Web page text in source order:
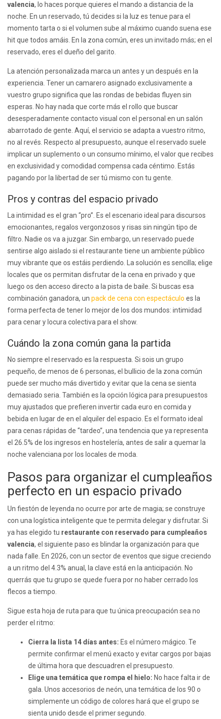
valencia, lo haces porque quieres el mando a distancia de la
noche. En un reservado, tú decides si la luz es tenue para el
momento tarta o si el volumen sube al máximo cuando suena ese
hit que todos amáis. En la zona común, eres un invitado más; en el
reservado, eres el dueño del garito.
La atención personalizada marca un antes y un después en la
experiencia. Tener un camarero asignado exclusivamente a
vuestro grupo significa que las rondas de bebidas fluyen sin
esperas. No hay nada que corte más el rollo que buscar
desesperadamente contacto visual con el personal en un salón
abarrotado de gente. Aquí, el servicio se adapta a vuestro ritmo,
no al revés. Respecto al presupuesto, aunque el reservado suele
implicar un suplemento o un consumo mínimo, el valor que recibes
en exclusividad y comodidad compensa cada céntimo. Estás
pagando por la libertad de ser tú mismo con tu gente.
Pros y contras del espacio privado
La intimidad es el gran “pro”. Es el escenario ideal para discursos
emocionantes, regalos vergonzosos y risas sin ningún tipo de
filtro. Nadie os va a juzgar. Sin embargo, un reservado puede
sentirse algo aislado si el restaurante tiene un ambiente público
muy vibrante que os estáis perdiendo. La solución es sencilla; elige
locales que os permitan disfrutar de la cena en privado y que
luego os den acceso directo a la pista de baile. Si buscas esa
combinación ganadora, un pack de cena con espectáculo es la
forma perfecta de tener lo mejor de los dos mundos: intimidad
para cenar y locura colectiva para el show.
Cuándo la zona común gana la partida
No siempre el reservado es la respuesta. Si sois un grupo
pequeño, de menos de 6 personas, el bullicio de la zona común
puede ser mucho más divertido y evitar que la cena se sienta
demasiado seria. También es la opción lógica para presupuestos
muy ajustados que prefieren invertir cada euro en comida y
bebida en lugar de en el alquiler del espacio. Es el formato ideal
para cenas rápidas de “tardeo”, una tendencia que ya representa
el 26.5% de los ingresos en hostelería, antes de salir a quemar la
noche valenciana por los locales de moda.
Pasos para organizar el cumpleaños
perfecto en un espacio privado
Un fiestón de leyenda no ocurre por arte de magia; se construye
con una logística inteligente que te permita delegar y disfrutar. Si
ya has elegido tu restaurante con reservado para cumpleaños
valencia, el siguiente paso es blindar la organización para que
nada falle. En 2026, con un sector de eventos que sigue creciendo
a un ritmo del 4.3% anual, la clave está en la anticipación. No
querrás que tu grupo se quede fuera por no haber cerrado los
flecos a tiempo.
Sigue esta hoja de ruta para que tu única preocupación sea no
perder el ritmo:
Cierra la lista 14 días antes: Es el número mágico. Te
permite confirmar el menú exacto y evitar cargos por bajas
de última hora que descuadren el presupuesto.
Elige una temática que rompa el hielo: No hace falta ir de
gala. Unos accesorios de neón, una temática de los 90 o
simplemente un código de colores hará que el grupo se
sienta unido desde el primer segundo.